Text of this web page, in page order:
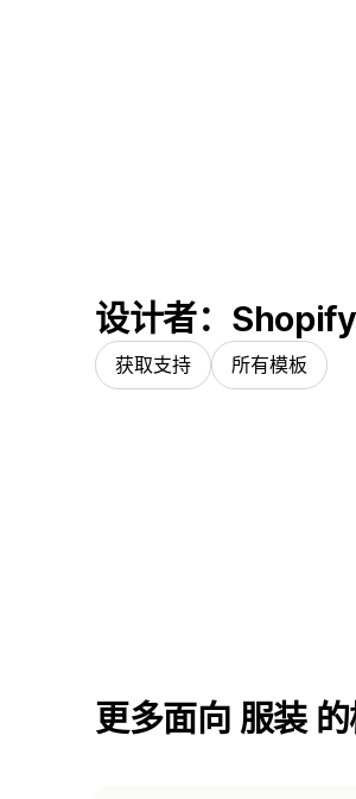
设计者：Shopify
获取支持 所有模板
更多面向 服装